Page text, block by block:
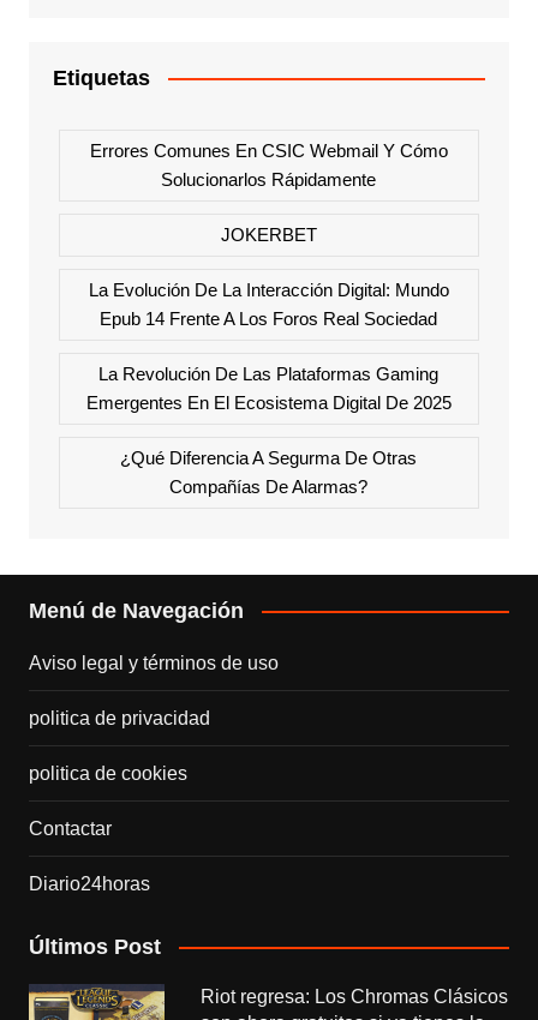
Etiquetas
Errores Comunes En CSIC Webmail Y Cómo
Solucionarlos Rápidamente
JOKERBET
La Evolución De La Interacción Digital: Mundo
Epub 14 Frente A Los Foros Real Sociedad
La Revolución De Las Plataformas Gaming
Emergentes En El Ecosistema Digital De 2025
¿Qué Diferencia A Segurma De Otras
Compañías De Alarmas?
Menú de Navegación
Aviso legal y términos de uso
politica de privacidad
politica de cookies
Contactar
Diario24horas
Últimos Post
Riot regresa: Los Chromas Clásicos